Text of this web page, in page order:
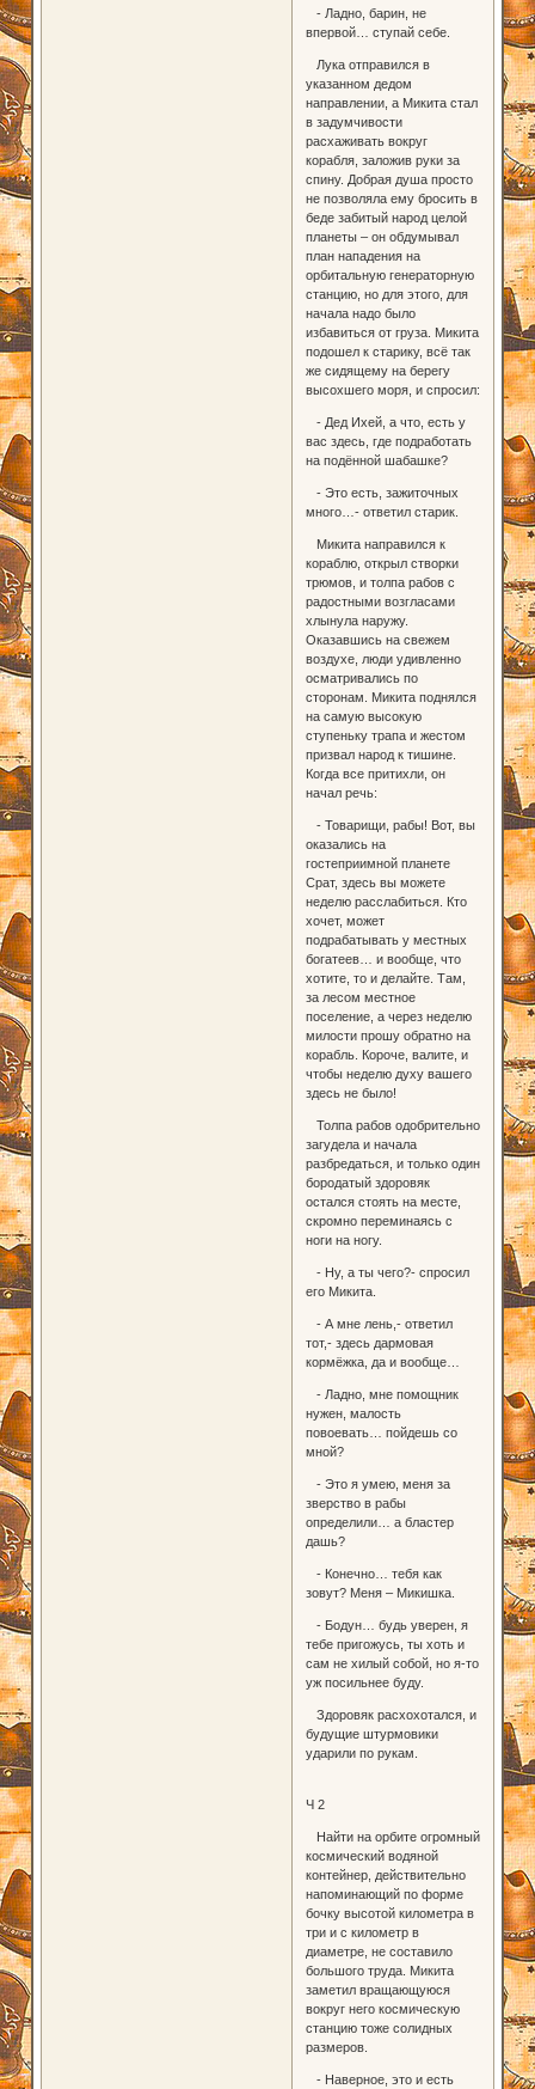
- Ладно, барин, не
впервой… ступай себе.
Лука отправился в
указанном дедом
направлении, а Микита стал
в задумчивости
расхаживать вокруг
корабля, заложив руки за
спину. Добрая душа просто
не позволяла ему бросить в
беде забитый народ целой
планеты – он обдумывал
план нападения на
орбитальную генераторную
станцию, но для этого, для
начала надо было
избавиться от груза. Микита
подошел к старику, всё так
же сидящему на берегу
высохшего моря, и спросил:
- Дед Ихей, а что, есть у
вас здесь, где подработать
на подённой шабашке?
- Это есть, зажиточных
много…- ответил старик.
Микита направился к
кораблю, открыл створки
трюмов, и толпа рабов с
радостными возгласами
хлынула наружу.
Оказавшись на свежем
воздухе, люди удивленно
осматривались по
сторонам. Микита поднялся
на самую высокую
ступеньку трапа и жестом
призвал народ к тишине.
Когда все притихли, он
начал речь:
- Товарищи, рабы! Вот, вы
оказались на
гостеприимной планете
Срат, здесь вы можете
неделю расслабиться. Кто
хочет, может
подрабатывать у местных
богатеев… и вообще, что
хотите, то и делайте. Там,
за лесом местное
поселение, а через неделю
милости прошу обратно на
корабль. Короче, валите, и
чтобы неделю духу вашего
здесь не было!
Толпа рабов одобрительно
загудела и начала
разбредаться, и только один
бородатый здоровяк
остался стоять на месте,
скромно переминаясь с
ноги на ногу.
- Ну, а ты чего?- спросил
его Микита.
- А мне лень,- ответил
тот,- здесь дармовая
кормёжка, да и вообще…
- Ладно, мне помощник
нужен, малость
повоевать… пойдешь со
мной?
- Это я умею, меня за
зверство в рабы
определили… а бластер
дашь?
- Конечно… тебя как
зовут? Меня – Микишка.
- Бодун… будь уверен, я
тебе пригожусь, ты хоть и
сам не хилый собой, но я-то
уж посильнее буду.
Здоровяк расхохотался, и
будущие штурмовики
ударили по рукам.
Ч 2
Найти на орбите огромный
космический водяной
контейнер, действительно
напоминающий по форме
бочку высотой километра в
три и с километр в
диаметре, не составило
большого труда. Микита
заметил вращающуюся
вокруг него космическую
станцию тоже солидных
размеров.
- Наверное, это и есть